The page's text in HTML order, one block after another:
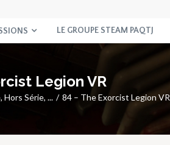
LE GROUPE STEAM PAQTJ
Legion VR
, Hors Série, ... 84 – The Exorcist Legion VR